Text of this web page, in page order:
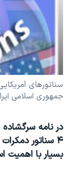
فرهنگ و زندگی
حقوق شهروندی
اقتصادی
علم و فناوری
اسرائیل در جنگ
گالری عکس
مستندها
انتخابات ریاست
حمله جمهوری
رمز مهسا
ورزش زنان در
اعتراضات زن،
تریبونال مردمی
دادگاه حمید نوری
دنبال کنید
زبانهای
سناتورهای
جمهوری اسلامی
بسيار با اهميت